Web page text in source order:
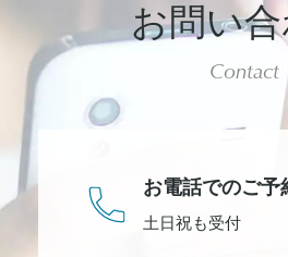
お問い
Contact
お電話でのご予
土日祝も受付